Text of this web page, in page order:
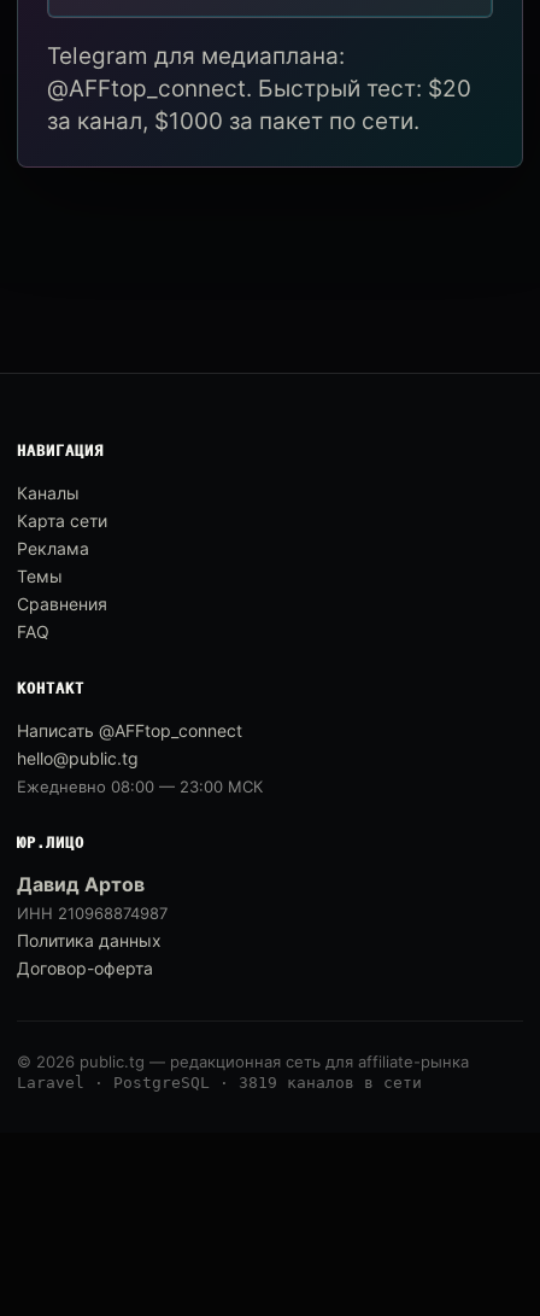
Telegram для медиаплана:
@AFFtop_connect. Быстрый тест: $20
за канал, $1000 за пакет по сети.
НАВИГАЦИЯ
Каналы
Карта сети
Реклама
Темы
Сравнения
FAQ
КОНТАКТ
Написать @AFFtop_connect
hello@public.tg
Ежедневно 08:00 — 23:00 МСК
ЮР.ЛИЦО
Давид Артов
ИНН 210968874987
Политика данных
Договор-оферта
© 2026 public.tg — редакционная сеть для affiliate-рынка
Laravel · PostgreSQL · 3819 каналов в сети